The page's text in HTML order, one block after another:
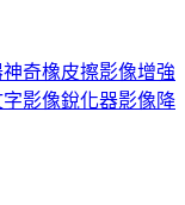
神奇橡皮擦影像增強
影像銳化器影像降